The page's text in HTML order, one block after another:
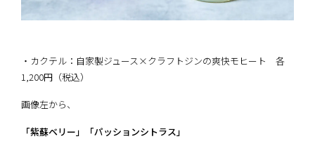
・カクテル：自家製ジュース×クラフトジンの爽快モヒート 各
1,200円（税込）
画像左から、
「紫蘇ベリー」「パッションシトラス」